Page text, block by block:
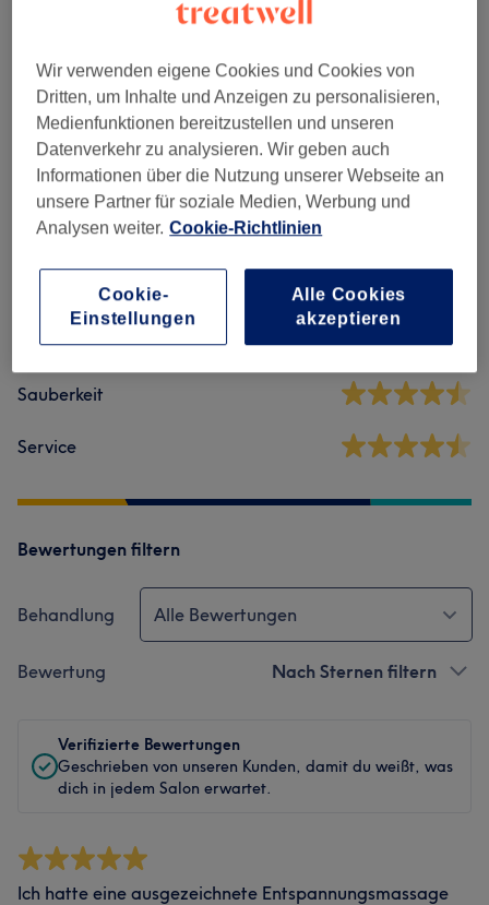
Massagen (8)
Salonbewertungen
4,5 624 Bewertungen
Ambiente
Sauberkeit
Service
Bewertungen filtern
Behandlung Alle Bewertungen
Bewertung Nach Sternen filtern
Verifizierte Bewertungen
Geschrieben von unseren Kunden, damit du weißt, was
dich in jedem Salon erwartet.
Ich hatte eine ausgezeichnete Entspannungsmassage
Wir verwenden eigene Cookies und Cookies von
Dritten, um Inhalte und Anzeigen zu personalisieren,
Medienfunktionen bereitzustellen und unseren
Datenverkehr zu analysieren. Wir geben auch
Informationen über die Nutzung unserer Webseite an
unsere Partner für soziale Medien, Werbung und
Analysen weiter. Cookie-Richtlinien
Cookie-
Einstellungen
Alle Cookies
akzeptieren